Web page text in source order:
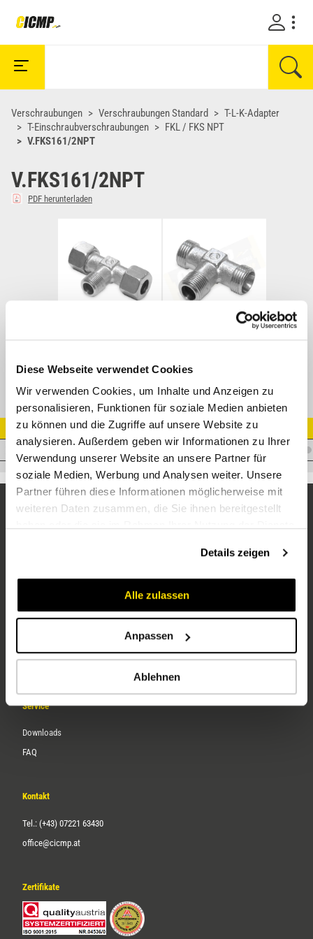
Diese Webseite verwendet Cookies
Wir verwenden Cookies, um Inhalte und Anzeigen zu
personalisieren, Funktionen für soziale Medien anbieten
zu können und die Zugriffe auf unsere Website zu
analysieren. Außerdem geben wir Informationen zu Ihrer
Verwendung unserer Website an unsere Partner für
soziale Medien, Werbung und Analysen weiter. Unsere
Partner führen diese Informationen möglicherweise mit
weiteren Daten zusammen, die Sie ihnen bereitgestellt
Details zeigen
Alle zulassen
Anpassen
Ablehnen
Verschraubungen Verschraubungen Standard
T-L-K-Adapter
T-Einschraubverschraubungen
FKL / FKS NPT
V.FKS161/2NPT
V.FKS161/2NPT
PDF herunterladen
TE-NPT T-Einschraubverschraubung
Artikel Nr.
V.FKS161/2NPT
Unternehmen
Karriere
Service
Downloads
FAQ
Kontakt
Tel.: (+43) 07221 63430
office@cicmp.at
Zertifikate